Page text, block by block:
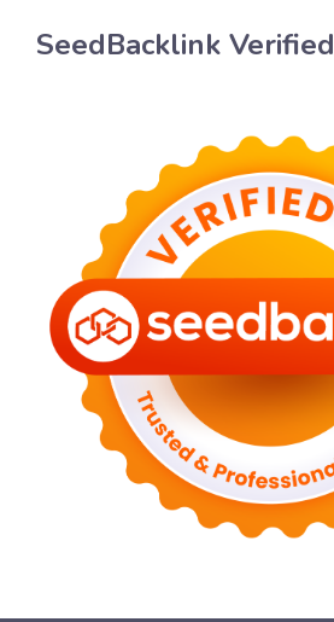
SeedBacklink Verified